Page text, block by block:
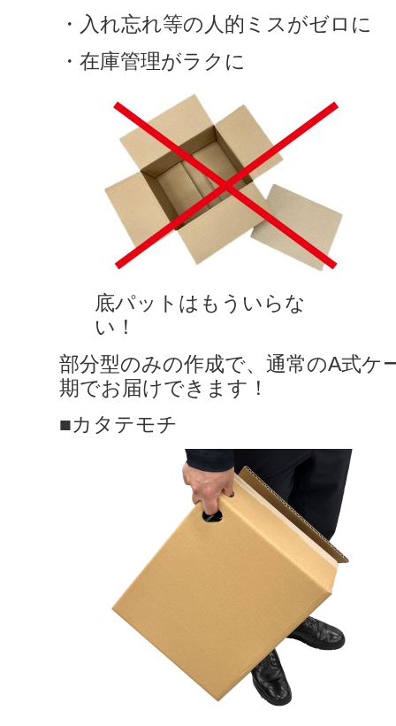
・入れ忘れ等の人的ミスがゼロに
・在庫管理がラクに
底パットはもういらな
い
部分型のみの作成で、通常のA式ケ
期でお届けできます！
■カタテモチ